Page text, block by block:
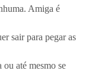
Amiga é
sair para pegar as
até mesmo se